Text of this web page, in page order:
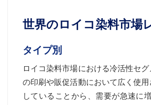
世界のロイコ染料市場
タイプ別
ロイコ染料市場における冷活性セ
の印刷や販促活動において広く使
していることから、需要が急速に